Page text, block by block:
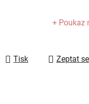
+ Poukaz
Tisk Zeptat se